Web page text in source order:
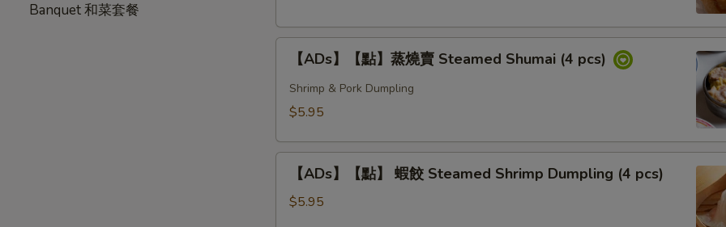
Banquet 和菜套餐
Deep
Fried
Shrimp
Balls
【ADs】
【點】
Steamed
Shumai
pcs)
【ADs】【點】蒸燒賣 Steamed Shumai (4 pcs)
Shrimp & Pork Dumpling
$5.95
【ADs】
【點】【ADs】【點】 蝦餃 Steamed Shrimp Dumpling (4 pcs)
$5.95